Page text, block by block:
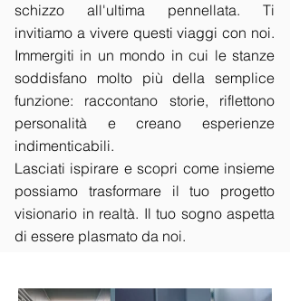
schizzo all'ultima pennellata. Ti
invitiamo a vivere questi viaggi con noi.
Immergiti in un mondo in cui le stanze
soddisfano molto più della semplice
funzione: raccontano storie, riflettono
personalità e creano esperienze
indimenticabili.
Lasciati ispirare e scopri come insieme
possiamo trasformare il tuo progetto
visionario in realtà. Il tuo sogno aspetta
di essere plasmato da noi.